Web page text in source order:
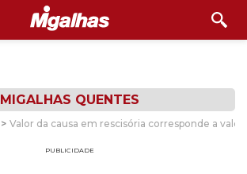
MIGALHAS QUENTES
> Valor da causa em rescisória corresponde a
PUBLICIDADE